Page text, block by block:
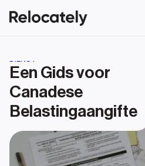
Een Gids voor
Canadese
Belastingaangifte